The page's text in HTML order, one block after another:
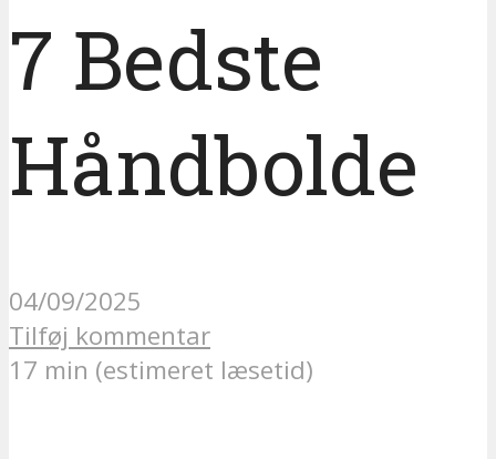
7 Bedste
Håndbolde
04/09/2025
Tilføj kommentar
17 min (estimeret læsetid)